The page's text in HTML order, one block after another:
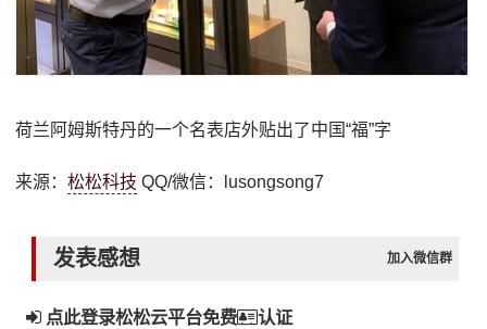
荷兰阿姆斯特丹的一个名表店外贴出了中国“福”字
来源：松松科技 QQ/微信：lusongsong7
发表感想 加入微信群
点此登录松松云平台免费 认证